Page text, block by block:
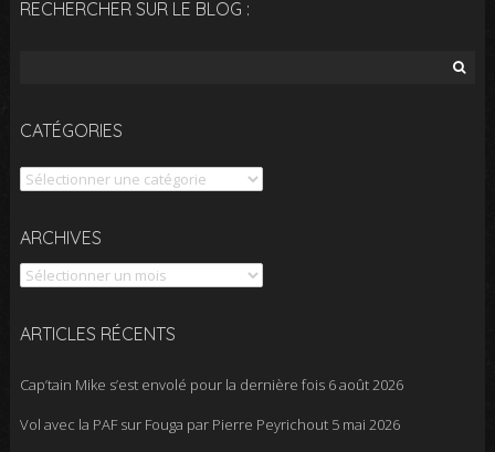
RECHERCHER SUR LE BLOG :
CATÉGORIES
Catégories
ARCHIVES
Archives
ARTICLES RÉCENTS
Cap’tain Mike s’est envolé pour la dernière fois 6 août 2026
Vol avec la PAF sur Fouga par Pierre Peyrichout 5 mai 2026